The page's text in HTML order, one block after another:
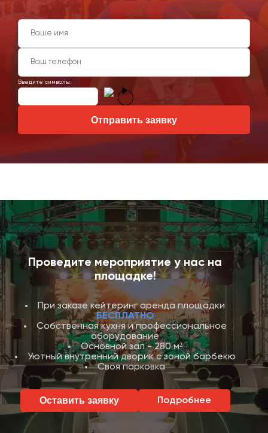
Введите символы:
Отправить заявку
Проведите мероприятие у нас на
площадке!
При заказе кейтеринг аренда площадки
БЕСПЛАТНО
Собственная кухня и профессиональное
оборудование
Основной зал - 280 м²
Уютный внутренний дворик с зоной барбекю
Своя парковка
Оставить заявку Подробнее